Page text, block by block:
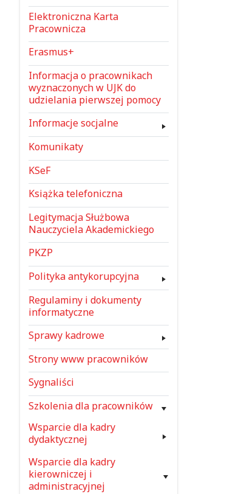
Elektroniczna Karta
Pracownicza
Erasmus+
Informacja o pracownikach
wyznaczonych w UJK do
udzielania pierwszej pomocy
Informacje socjalne
Komunikaty
KSeF
Książka telefoniczna
Legitymacja Służbowa
Nauczyciela Akademickiego
PKZP
Polityka antykorupcyjna
Regulaminy i dokumenty
informatyczne
Sprawy kadrowe
Strony www pracowników
Sygnaliści
Szkolenia dla pracowników
Wsparcie dla kadry
dydaktycznej
Wsparcie dla kadry
kierowniczej i
administracyjnej